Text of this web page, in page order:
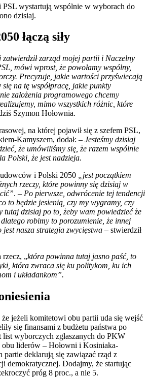
PSL wystartują wspólnie w wyborach do
dzisiaj.
łączą siły
zarząd mojej partii i Naczelny
mówi wprost, że powołamy wspólny,
Precyzuje, jakie wartości przyświecają
na tę współpracę, jakie punkty
założenia programowego chcemy
mimo wszystkich różnic, które
Szymon Hołownia.
na której pojawił się z szefem PSL,
Kamyszem, dodał: – Jesteśmy dzisiaj
że umówiliśmy się, że razem wspólnie
Polski, że jest nadzieja.
i Polski 2050
„jest początkiem
rzeczy, które powinny się dzisiaj w
. – Po pierwsze, odwrócenie tej tendencji
to będzie jesienią, czy my wygramy, czy
tutaj dzisiaj po to, żeby wam powiedzieć że
robimy to porozumienie, że innej
jest nasza strategia zwycięstwa – stwierdził
rzecz, „która powinna tutaj jasno paść, to
która zwraca się ku politykom, ku ich
i układankom”.
jeżeli komitetowi obu partii uda się wejść
się finansami z budżetu państwa po
list wyborczych zgłaszanych do PKW
obu liderów – Hołowni i Kosiniaka-
partie deklarują się zawiązać rząd z
demokratycznej. Dodajmy, że startując
próg 8 proc., a nie 5.